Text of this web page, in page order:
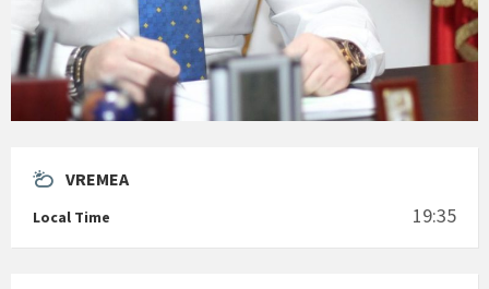
VREMEA
Local Time 19:35